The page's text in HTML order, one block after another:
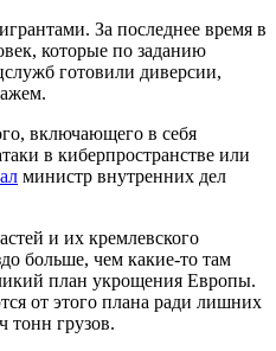
За последнее время в
которые по заданию
готовили диверсии,
включающего в себя
в киберпространстве или
министр внутренних дел
и их кремлевского
больше, чем какие-то там
план укрощения Европы.
от этого плана ради лишних
тонн грузов.